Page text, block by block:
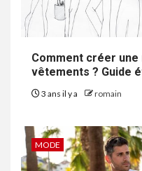
Comment créer
vêtements ? Guide
3 ans il y a romain
MODE